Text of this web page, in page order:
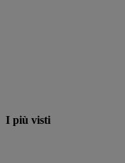
I più visti